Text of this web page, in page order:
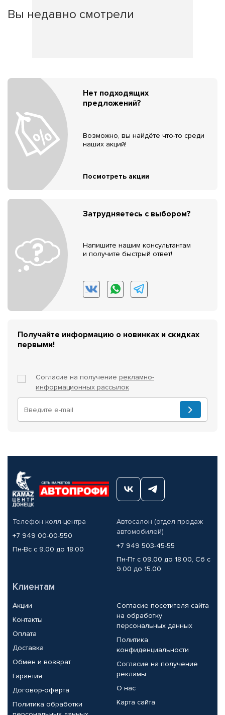
Вы недавно смотрели
Нет подходящих
предложений?
Возможно, вы найдёте что-то среди
наших акций!
Посмотреть акции
Затрудняетесь с выбором?
Напишите нашим консультантам
и получите быстрый ответ!
Получайте информацию о новинках и скидках
первыми!
Согласие на получение рекламно-
информационных рассылок
Телефон колл-центра
+7 949 00-00-550
Пн-Вс с 9.00 до 18.00
Автосалон (отдел продаж
автомобилей)
+7 949 503-45-55
Пн-Пт с 09.00 до 18.00, Сб с
9.00 до 15.00
Клиентам
Акции
Контакты
Оплата
Доставка
Обмен и возврат
Гарантия
Договор-оферта
Политика обработки
Согласие посетителя сайта
на обработку
персональных данных
Политика
конфиденциальности
Согласие на получение
рекламы
О нас
Карта сайта